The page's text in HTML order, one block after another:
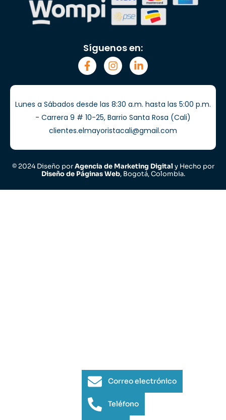
Síguenos en:
Lunes a Sábados desde las 8:30 a.m. hasta las 5:00 p.m.
- Carrera 9 # 10-25, Barrio Santa Rosa (Cali)
clientes.elmayoristacali@gmail.com
© 2024 Diseño porAgencia de Marketing Digitaly Hecho por
Diseño de Páginas Web, Bogotá, Colombia.
Correo electrónico
Teléfono